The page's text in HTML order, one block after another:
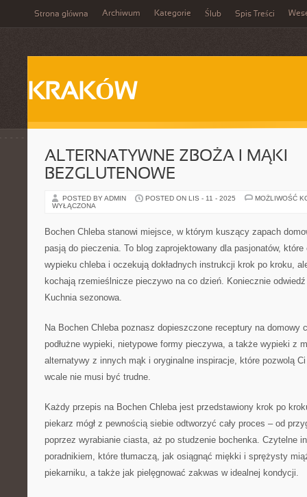
Strona główna Archiwum Kategorie Ślub Spis Treści
KRAKÓW
ALTERNATYWNE ZBOŻA I MĄKI
BEZGLUTENOWE
POSTED BY ADMIN POSTED ON LIS - 11 - 2025
MOŻLIWOŚĆ
WYŁĄCZONA
Bochen Chleba stanowi miejsce, w którym kuszący zapach
pasją do pieczenia. To blog zaprojektowany dla pasjonatów,
wypieku chleba i oczekują dokładnych instrukcji krok po kroku,
kochają rzemieślnicze pieczywo na co dzień. Koniecznie
Kuchnia sezonowa.
Na Bochen Chleba poznasz dopieszczone receptury na domowy
podłużne wypieki, nietypowe formy pieczywa, a także wypieki z
alternatywy z innych mąk i oryginalne inspiracje, które pozwolą
wcale nie musi być trudne.
Każdy przepis na Bochen Chleba jest przedstawiony krok po
piekarz mógł z pewnością siebie odtworzyć cały proces – od
poprzez wyrabianie ciasta, aż po studzenie bochenka. Czytelne
poradnikiem, które tłumaczą, jak osiągnąć miękki i sprężysty
piekarniku, a także jak pielęgnować zakwas w idealnej kondycji.